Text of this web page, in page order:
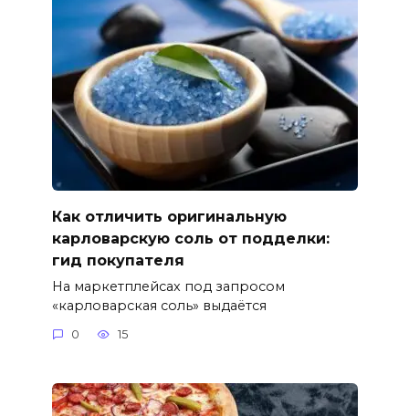
Как отличить оригинальную
карловарскую соль от подделки:
гид покупателя
На маркетплейсах под запросом
«карловарская соль» выдаётся
0 15